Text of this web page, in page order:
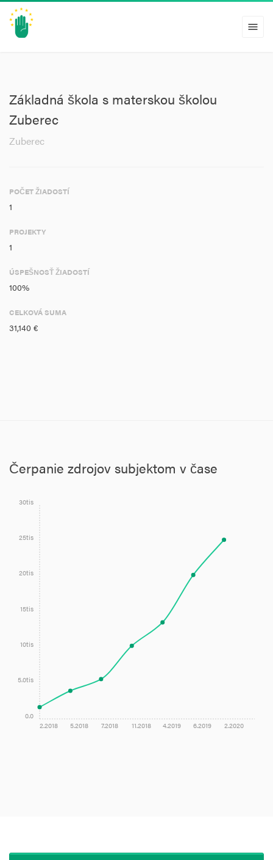
menu
Základná škola s materskou školou
Zuberec
Zuberec
POČET ŽIADOSTÍ
1
PROJEKTY
1
ÚSPEŠNOSŤ ŽIADOSTÍ
100%
CELKOVÁ SUMA
31,140 €
Čerpanie zdrojov subjektom v čase
2.2018 5.2018 7.2018 11.2018 4.2019 6.2019 2.2020
0.0
5.0tis
10tis
15tis
20tis
25tis
30tis